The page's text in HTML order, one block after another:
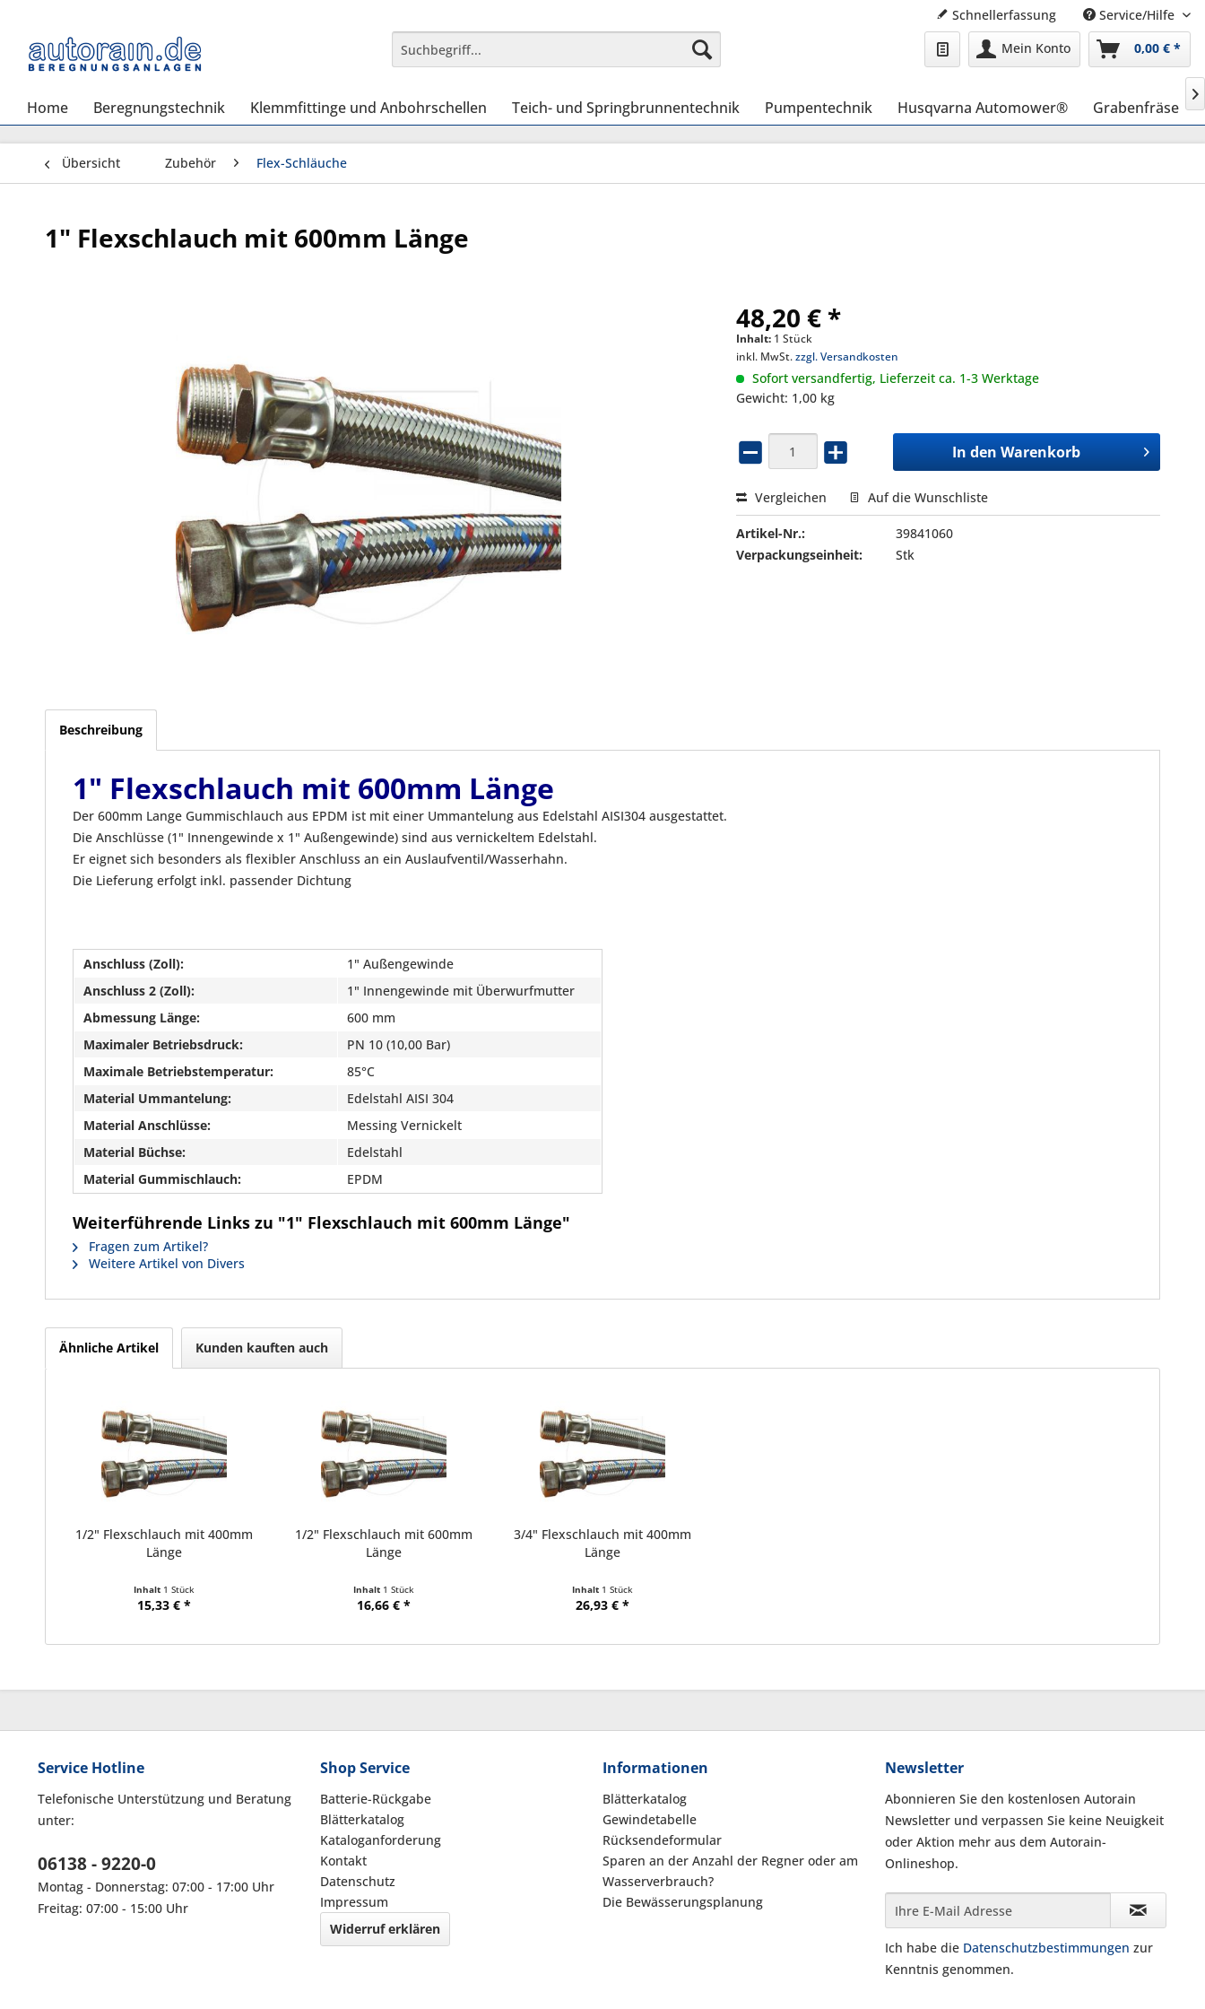
Schnellerfassung
Service/Hilfe
Mein Konto
0,00 € *
Home Beregnungstechnik Klemmfittinge und Anbohrschellen Teich- und Springbrunnentechnik Pumpentechnik Husqvarna Automower® Grabenfräse

Übersicht Zubehör Flex-Schläuche
1" Flexschlauch mit 600mm Länge
48,20 € *
Inhalt: 1 Stück
inkl. MwSt.zzgl. Versandkosten
Sofort versandfertig, Lieferzeit ca. 1-3 Werktage
Gewicht: 1,00 kg
In den Warenkorb
Vergleichen Auf die Wunschliste
Artikel-Nr.:
39841060
Verpackungseinheit:
Stk
Beschreibung
1" Flexschlauch mit 600mm Länge
Der 600mm Lange Gummischlauch aus EPDM ist mit einer Ummantelung aus Edelstahl AISI304 ausgestattet.
Die Anschlüsse (1" Innengewinde x 1" Außengewinde) sind aus vernickeltem Edelstahl.
Er eignet sich besonders als flexibler Anschluss an ein Auslaufventil/Wasserhahn.
Die Lieferung erfolgt inkl. passender Dichtung
Anschluss (Zoll):
1" Außengewinde
Anschluss 2 (Zoll):
1" Innengewinde mit Überwurfmutter
Abmessung Länge:
600 mm
Maximaler Betriebsdruck:
PN 10 (10,00 Bar)
Maximale Betriebstemperatur:
85°C
Material Ummantelung:
Edelstahl AISI 304
Material Anschlüsse:
Messing Vernickelt
Material Büchse:
Edelstahl
Material Gummischlauch:
EPDM
Weiterführende Links zu "1" Flexschlauch mit 600mm Länge"
Fragen zum Artikel?
Weitere Artikel von Divers
Ähnliche Artikel Kunden kauften auch
1/2" Flexschlauch mit 400mm
Länge
Inhalt 1 Stück
15,33 € *
1/2" Flexschlauch mit 600mm
Länge
Inhalt 1 Stück
16,66 € *
3/4" Flexschlauch mit 400mm
Länge
Inhalt 1 Stück
26,93 € *
Service Hotline
Telefonische Unterstützung und Beratung
unter:
06138 - 9220-0
Montag - Donnerstag: 07:00 - 17:00 Uhr
Freitag: 07:00 - 15:00 Uhr
Shop Service
Batterie-Rückgabe
Blätterkatalog
Kataloganforderung
Kontakt
Datenschutz
Impressum
Widerruf erklären
Informationen
Blätterkatalog
Gewindetabelle
Rücksendeformular
Sparen an der Anzahl der Regner oder am
Wasserverbrauch?
Die Bewässerungsplanung
Newsletter
Abonnieren Sie den kostenlosen Autorain
Newsletter und verpassen Sie keine Neuigkeit
oder Aktion mehr aus dem Autorain-
Onlineshop.
Ich habe die Datenschutzbestimmungen zur
Kenntnis genommen.